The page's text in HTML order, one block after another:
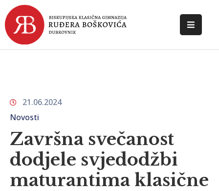
POČETNA
DOKUMENTI
KONTAKT
21.06.2024
Novosti
Završna svečanost
dodjele svjedodžbi
maturantima klasične